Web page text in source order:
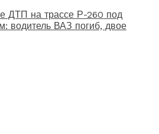
ДТП на трассе Р-260 под
водитель ВАЗ погиб, двое